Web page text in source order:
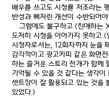
배우를 쓰고도 시청률 저조라는
반성과 뼈저린 개선이 수반되어
그럼에도 불구하고 <친애하는
도저히 시청을 이어가지 못하고<
시청자로서는, 12회차까지 눈을
감각적이고 광고카피 같은 화면
하는 즐거운 스토리 전개가 함께
기억될 수 있을 것 같다는 생각이
셋트장이 잘 활용되고 있는 것을
있었다.)